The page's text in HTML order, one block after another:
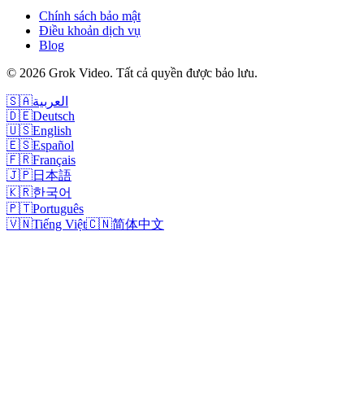
Chính sách bảo mật
Điều khoản dịch vụ
Blog
© 2026 Grok Video. Tất cả quyền được bảo lưu.
🇸🇦العربية
🇩🇪Deutsch
🇺🇸English
🇪🇸Español
🇫🇷Français
🇯🇵日本語
🇰🇷한국어
🇵🇹Português
🇻🇳Tiếng Việt🇨🇳简体中文